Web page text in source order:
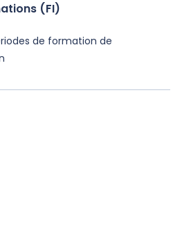
(FI)
de formation de